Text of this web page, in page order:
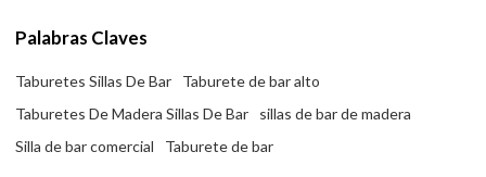
Palabras Claves
Taburetes Sillas De Bar
Taburete de bar alto
Taburetes De Madera Sillas De Bar
sillas de bar de madera
Silla de bar comercial
Taburete de bar